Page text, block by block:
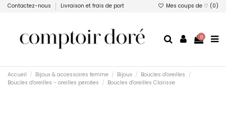
Contactez-nous Livraison et frais de port Mes coups de ♡ (0)
0
Accueil Bijoux & accessoires femme Bijoux
Boucles d'oreilles
Boucles d'oreilles - oreilles percées
Boucles d'oreilles Clarisse